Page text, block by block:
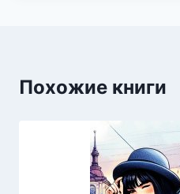
Похожие книги